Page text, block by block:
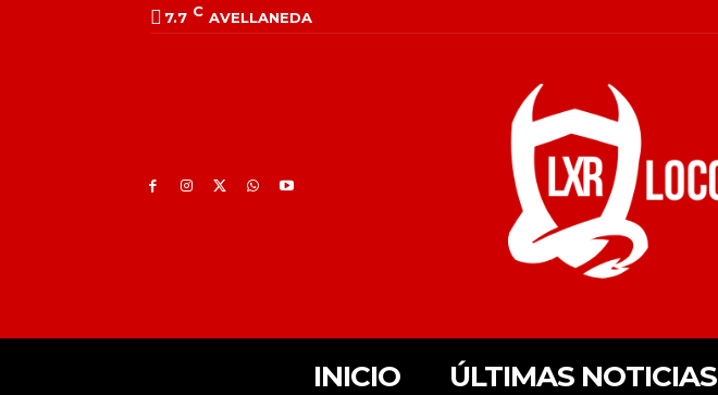
7.7 C AVELLANEDA
INICIO ÚLTIMAS NOTICIAS